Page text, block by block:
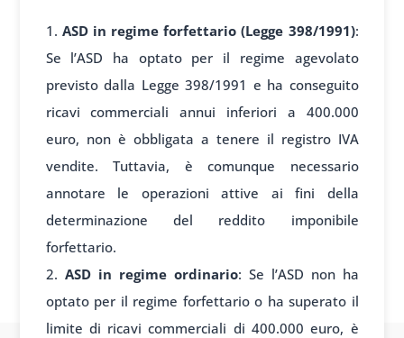
ASD in regime forfettario (Legge 398/1991):
Se l’ASD ha optato per il regime agevolato
previsto dalla Legge 398/1991 e ha conseguito
ricavi commerciali annui inferiori a 400.000
euro, non è obbligata a tenere il registro IVA
vendite. Tuttavia, è comunque necessario
annotare le operazioni attive ai fini della
determinazione del reddito imponibile
forfettario.
ASD in regime ordinario: Se l’ASD non ha
optato per il regime forfettario o ha superato il
limite di ricavi commerciali di 400.000 euro, è